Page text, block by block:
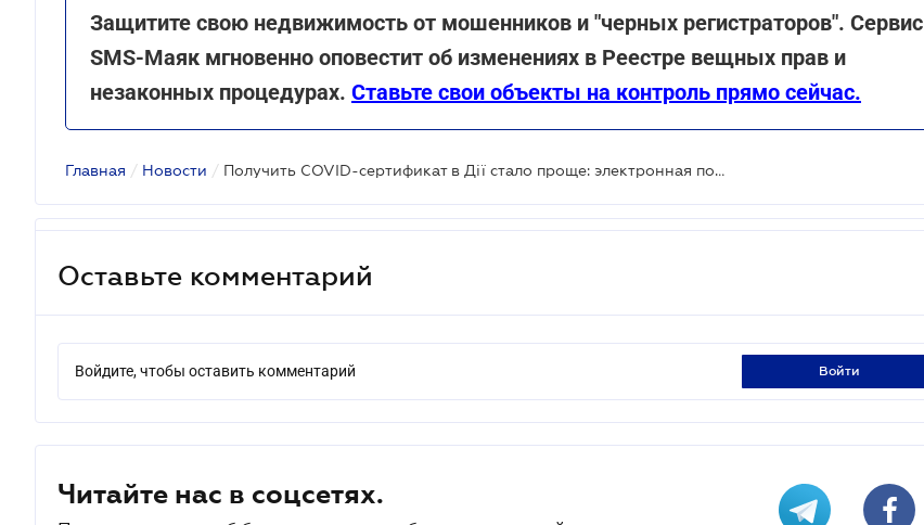
Защитите свою недвижимость от мошенников и "черных регистраторов". Сервис
SMS-Маяк мгновенно оповестит об изменениях в Реестре вещных прав и
незаконных процедурах. Ставьте свои объекты на контроль прямо сейчас.
Главная / Новости / Получить COVID-сертификат в Дії стало проще: электронная подпись не нужна
Оставьте комментарий
Войдите, чтобы оставить комментарий войти
Читайте нас в соцсетях.